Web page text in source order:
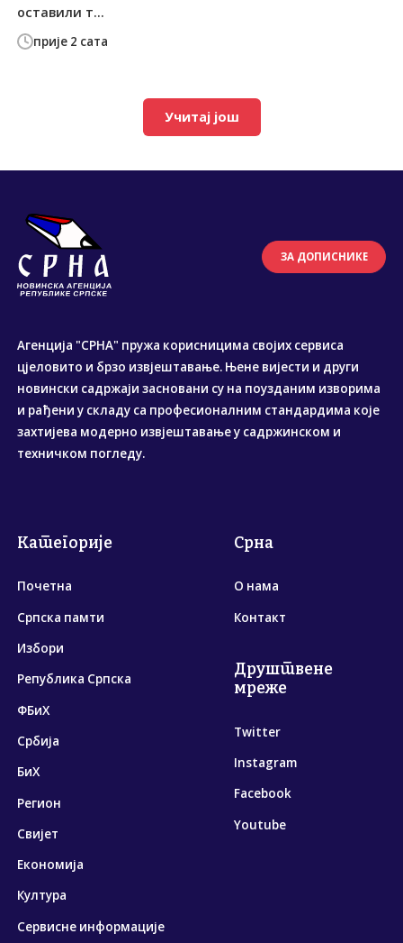
прије 2 сата
оставили т...
Учитај још
ЗА ДОПИСНИКЕ
Агенција "СРНА" пружа корисницима својих сервиса
цјеловито и брзо извјештавање. Њене вијести и други
новински садржаји засновани су на поузданим изворима
и рађени у складу са професионалним стандардима које
захтијева модерно извјештавање у садржинском и
техничком погледу.
Категорије
Почетна
Српска памти
Избори
Република Српска
ФБиХ
Србија
БиХ
Регион
Свијет
Економија
Култура
Сервисне информације
Срна
О нама
Контакт
Друштвене
мреже
Twitter
Instagram
Facebook
Youtube